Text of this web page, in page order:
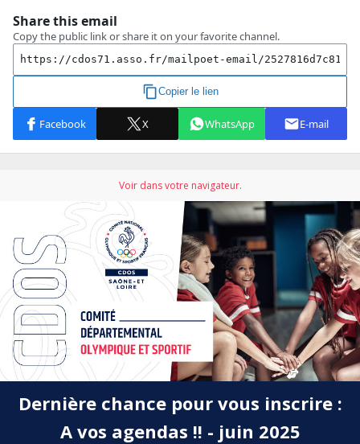
Voir dans votre navigateur.
Dernière chance pour vous inscrire :
A vos agendas !! - juin 2025